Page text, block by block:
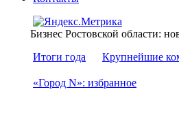
Бизнес Ростовской области:
Итоги года
Крупнейшие
«Город N»: избранное